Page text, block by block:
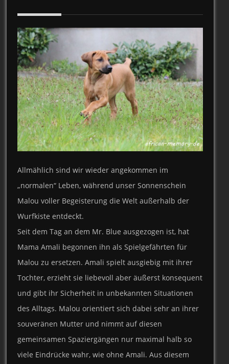
Allmählich sind wir wieder angekommen im
„normalen“ Leben, während unser Sonnenschein
Malou voller Begeisterung die Welt außerhalb der
Wurfkiste entdeckt.
Seit dem Tag an dem Mr. Blue ausgezogen ist, hat
Mama Amali begonnen ihn als Spielgefährten für
Malou zu ersetzen. Amali spielt ausgiebig mit ihrer
Tochter, erzieht sie liebevoll aber äußerst konsequent
und gibt ihr Sicherheit in unbekannten Situationen
des Alltags. Malou orientiert sich dabei sehr an ihrer
souveränen Mutter und nimmt auf diesen
gemeinsamen Spaziergängen nur maximal halb so
viele Eindrücke wahr, wie ohne Amali. Aus diesem